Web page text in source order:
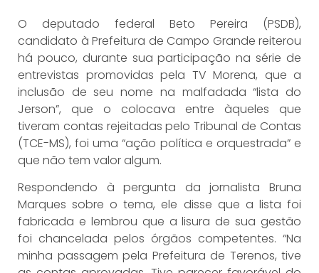
O deputado federal Beto Pereira (PSDB),
candidato à Prefeitura de Campo Grande reiterou
há pouco, durante sua participação na série de
entrevistas promovidas pela TV Morena, que a
inclusão de seu nome na malfadada “lista do
Jerson”, que o colocava entre àqueles que
tiveram contas rejeitadas pelo Tribunal de Contas
(TCE-MS), foi uma “ação política e orquestrada” e
que não tem valor algum.
Respondendo à pergunta da jornalista Bruna
Marques sobre o tema, ele disse que a lista foi
fabricada e lembrou que a lisura de sua gestão
foi chancelada pelos órgãos competentes. “Na
minha passagem pela Prefeitura de Terenos, tive